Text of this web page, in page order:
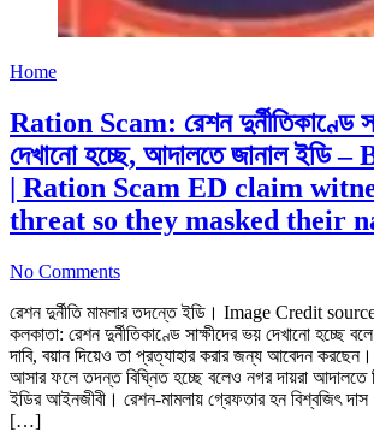
Home
Ration Scam: রেশন দুর্নীতিকাণ্ডে
দেখানো হচ্ছে, আদালতে জানাল ইডি
| Ration Scam ED claim
threat so they masked their
No Comments
রেশন দুর্নীতি মামলার তদন্তে ইডি। Image Credit
কলকাতা: রেশন দুর্নীতিকাণ্ডে সাক্ষীদের ভয় দেখানো হচ্ছে
দাবি, বয়ান দিয়েও তা প্রত্যাহার করার জন্য আবেদন করছেন।
আসার ফলে তদন্ত বিঘ্নিত হচ্ছে বলেও নগর দায়রা আদালতে
ইডির আইনজীবী। রেশন-মামলায় গ্রেফতার হন বিশ্বজিৎ
[…]